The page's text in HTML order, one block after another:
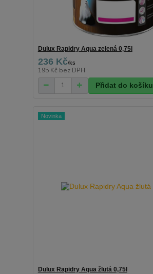
Dulux Rapidry Aqua zelená 0,75l
236 Kč/ks
195 Kč bez DPH
Přidat do košíku
Novinka
Dulux Rapidry Aqua žlutá 0,75l